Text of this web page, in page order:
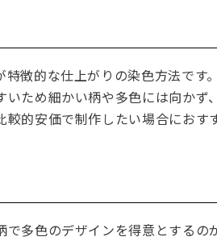
徴的な仕上がりの染色方法です
いため細かい柄や多色には向かず
較的安価で制作したい場合におす
で多色のデザインを得意とするの